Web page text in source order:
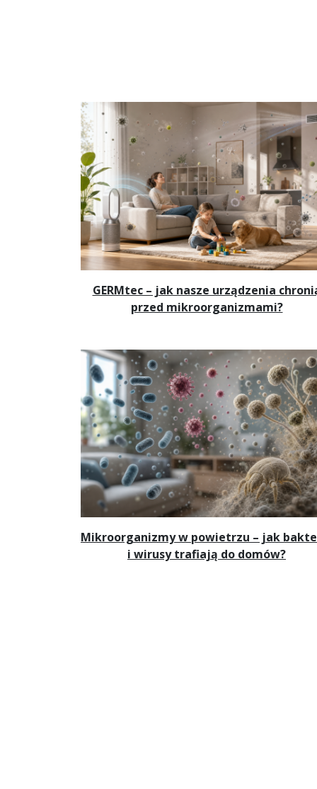
GERMtec – jak nasze urządzenia
przed mikroorganizmami?
Mikroorganizmy w powietrzu – jak
i wirusy trafiają do domów?